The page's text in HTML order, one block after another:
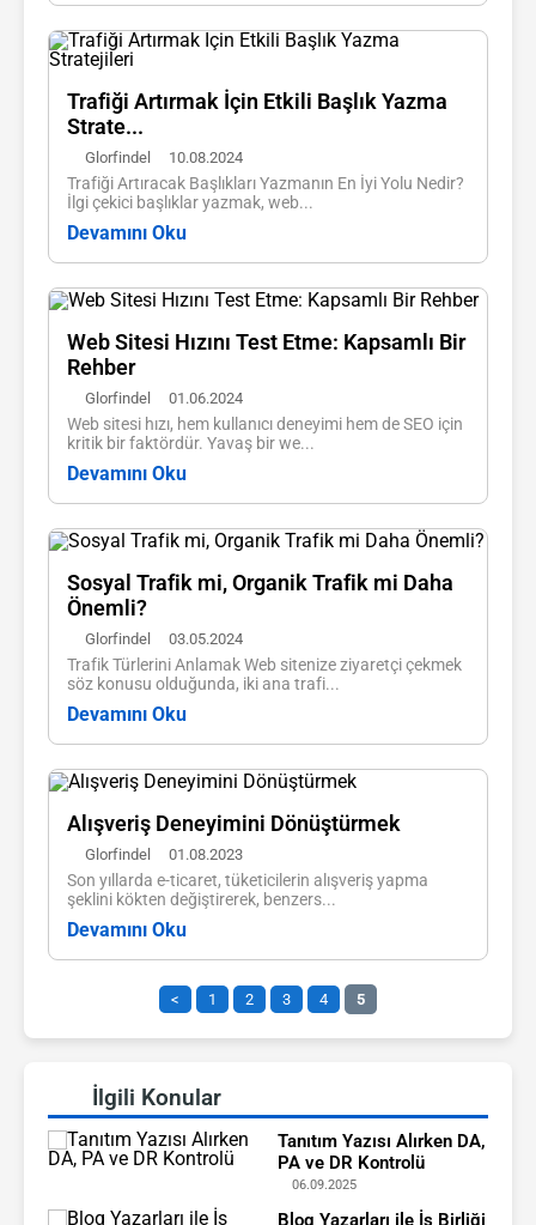
Trafiği Artırmak İçin Etkili Başlık Yazma
Strate...
Glorfindel 10.08.2024
Trafiği Artıracak Başlıkları Yazmanın En İyi Yolu Nedir?
İlgi çekici başlıklar yazmak, web...
Devamını Oku
Web Sitesi Hızını Test Etme: Kapsamlı Bir
Rehber
Glorfindel 01.06.2024
Web sitesi hızı, hem kullanıcı deneyimi hem de SEO için
kritik bir faktördür. Yavaş bir we...
Devamını Oku
Sosyal Trafik mi, Organik Trafik mi Daha
Önemli?
Glorfindel 03.05.2024
Trafik Türlerini Anlamak Web sitenize ziyaretçi çekmek
söz konusu olduğunda, iki ana trafi...
Devamını Oku
Alışveriş Deneyimini Dönüştürmek
Glorfindel 01.08.2023
Son yıllarda e-ticaret, tüketicilerin alışveriş yapma
şeklini kökten değiştirerek, benzers...
Devamını Oku
< 1 2 3 4 5
İlgili Konular
Tanıtım Yazısı Alırken DA,
PA ve DR Kontrolü
06.09.2025
Blog Yazarları ile İş Birliği